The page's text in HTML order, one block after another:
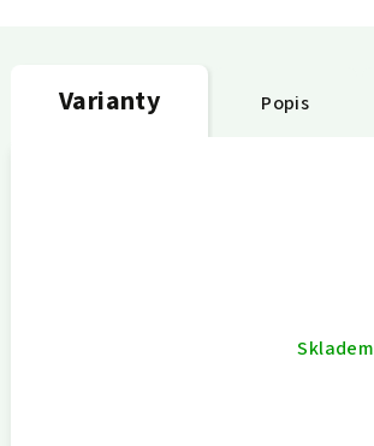
Varianty Popis
Skladem